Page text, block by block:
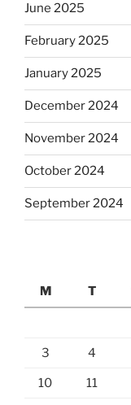
June 2025
February 2025
January 2025
December 2024
November 2024
October 2024
September 2024
M
T
3 4
10 11